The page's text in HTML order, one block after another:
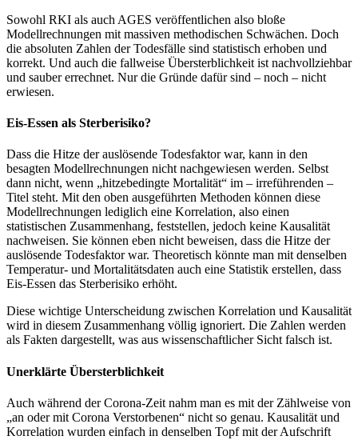
Sowohl RKI als auch AGES veröffentlichen also bloße
Modellrechnungen mit massiven methodischen Schwächen. Doch
die absoluten Zahlen der Todesfälle sind statistisch erhoben und
korrekt. Und auch die fallweise Übersterblichkeit ist nachvollziehbar
und sauber errechnet. Nur die Gründe dafür sind – noch – nicht
erwiesen.
Eis-Essen als Sterberisiko?
Dass die Hitze der auslösende Todesfaktor war, kann in den
besagten Modellrechnungen nicht nachgewiesen werden. Selbst
dann nicht, wenn „hitzebedingte Mortalität“ im – irreführenden –
Titel steht. Mit den oben ausgeführten Methoden können diese
Modellrechnungen lediglich eine Korrelation, also einen
statistischen Zusammenhang, feststellen, jedoch keine Kausalität
nachweisen. Sie können eben nicht beweisen, dass die Hitze der
auslösende Todesfaktor war. Theoretisch könnte man mit denselben
Temperatur- und Mortalitätsdaten auch eine Statistik erstellen, dass
Eis-Essen das Sterberisiko erhöht.
Diese wichtige Unterscheidung zwischen Korrelation und Kausalität
wird in diesem Zusammenhang völlig ignoriert. Die Zahlen werden
als Fakten dargestellt, was aus wissenschaftlicher Sicht falsch ist.
Unerklärte Übersterblichkeit
Auch während der Corona-Zeit nahm man es mit der Zählweise von
„an oder mit Corona Verstorbenen“ nicht so genau. Kausalität und
Korrelation wurden einfach in denselben Topf mit der Aufschrift